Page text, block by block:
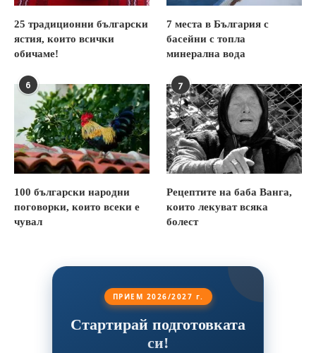
25 традиционни български
ястия, които всички
обичаме!
7 места в България с
басейни с топла
минерална вода
6
100 български народни
поговорки, които всеки е
чувал
7
Рецептите на баба Ванга,
които лекуват всяка
болест
ПРИЕМ 2026/2027 г.
Стартирай подготовката
си!